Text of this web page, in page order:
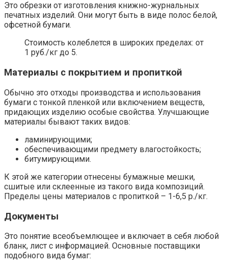
Это обрезки от изготовления книжно-журнальных
печатных изделий. Они могут быть в виде полос белой,
офсетной бумаги.
Стоимость колеблется в широких пределах: от
1 руб./кг до 5.
Материалы с покрытием и пропиткой
Обычно это отходы производства и использования
бумаги с тонкой пленкой или включением веществ,
придающих изделию особые свойства. Улучшающие
материалы бывают таких видов:
ламинирующими;
обеспечивающими предмету влагостойкость;
битумирующими.
К этой же категории отнесены бумажные мешки,
сшитые или склеенные из такого вида композиций.
Пределы цены материалов с пропиткой – 1-6,5 р./кг.
Документы
Это понятие всеобъемлющее и включает в себя любой
бланк, лист с информацией. Основные поставщики
подобного вида бумаг: